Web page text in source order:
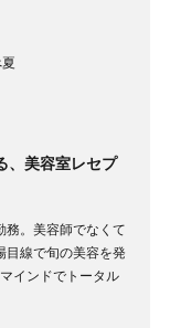
、美容室レセプ
務。美容師でなくて
目線で旬の美容を発
インドでトータル